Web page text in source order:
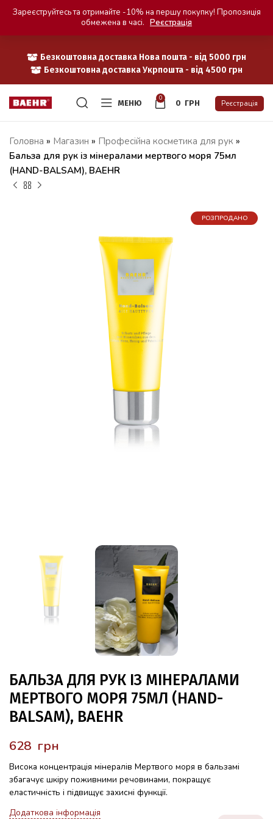
Безкоштовна доставка Нова пошта - від 5000 грн
Безкоштовна доставка Укрпошта - від 4500 грн
МЕНЮ
0
0 ГРН Реєстрація
Головна » Магазин » Професійна косметика для рук »
Бальза для рук із мінералами мертвого моря 75мл
(HAND-BALSAM), BAEHR
РОЗПРОДАНО
БАЛЬЗА ДЛЯ РУК ІЗ МІНЕРАЛАМИ
МЕРТВОГО МОРЯ 75МЛ (HAND-
BALSAM), BAEHR
грн
Висока концентрація мінералів Мертвого моря в бальзамі
збагачує шкіру поживними речовинами, покращує
еластичність і підвищує захисні функції.
Додаткова інформація
Зареєструйтесь та отримайте -10% на першу покупку! Пропозиція
обмежена в часі. Реєстрація